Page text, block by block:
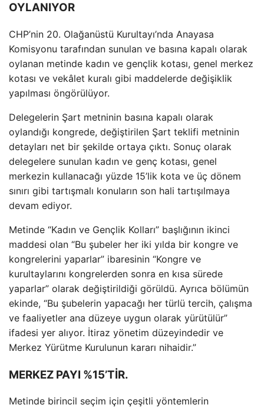
OYLANIYOR
CHP’nin 20. Olağanüstü Kurultayı’nda Anayasa
Komisyonu tarafından sunulan ve basına kapalı olarak
oylanan metinde kadın ve gençlik kotası, genel merkez
kotası ve vekâlet kuralı gibi maddelerde değişiklik
yapılması öngörülüyor.
Delegelerin Şart metninin basına kapalı olarak
oylandığı kongrede, değiştirilen Şart teklifi metninin
detayları net bir şekilde ortaya çıktı. Sonuç olarak
delegelere sunulan kadın ve genç kotası, genel
merkezin kullanacağı yüzde 15’lik kota ve üç dönem
sınırı gibi tartışmalı konuların son hali tartışılmaya
devam ediyor.
Metinde “Kadın ve Gençlik Kolları” başlığının ikinci
maddesi olan “Bu şubeler her iki yılda bir kongre ve
kongrelerini yaparlar” ibaresinin “Kongre ve
kurultaylarını kongrelerden sonra en kısa sürede
yaparlar” olarak değiştirildiği görüldü. Ayrıca bölümün
ekinde, “Bu şubelerin yapacağı her türlü tercih, çalışma
ve faaliyetler ana düzeye uygun olarak yürütülür”
ifadesi yer alıyor. İtiraz yönetim düzeyindedir ve
Merkez Yürütme Kurulunun kararı nihaidir.”
MERKEZ PAYI %15’TİR.
Metinde birincil seçim için çeşitli yöntemlerin